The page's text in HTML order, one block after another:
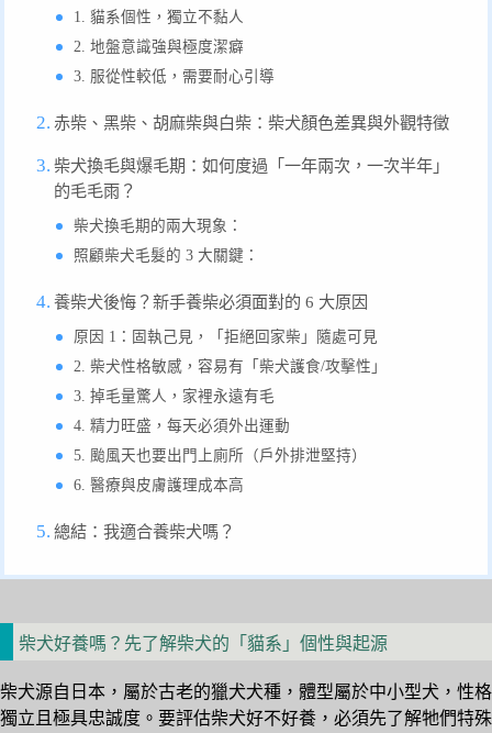
1. 貓系個性，獨立不黏人
2. 地盤意識強與極度潔癖
3. 服從性較低，需要耐心引導
赤柴、黑柴、胡麻柴與白柴：柴犬顏色差異與外觀特徵
柴犬換毛與爆毛期：如何度過「一年兩次，一次半年」
的毛毛雨？
柴犬換毛期的兩大現象：
照顧柴犬毛髮的 3 大關鍵：
養柴犬後悔？新手養柴必須面對的 6 大原因
原因 1：固執己見，「拒絕回家柴」隨處可見
2. 柴犬性格敏感，容易有「柴犬護食/攻擊性」
3. 掉毛量驚人，家裡永遠有毛
4. 精力旺盛，每天必須外出運動
5. 颱風天也要出門上廁所（戶外排泄堅持）
6. 醫療與皮膚護理成本高
總結：我適合養柴犬嗎？
柴犬好養嗎？先了解柴犬的「貓系」個性與起源
柴犬源自日本，屬於古老的獵犬犬種，體型屬於中小型犬，性格
獨立且極具忠誠度。要評估柴犬好不好養，必須先了解牠們特殊